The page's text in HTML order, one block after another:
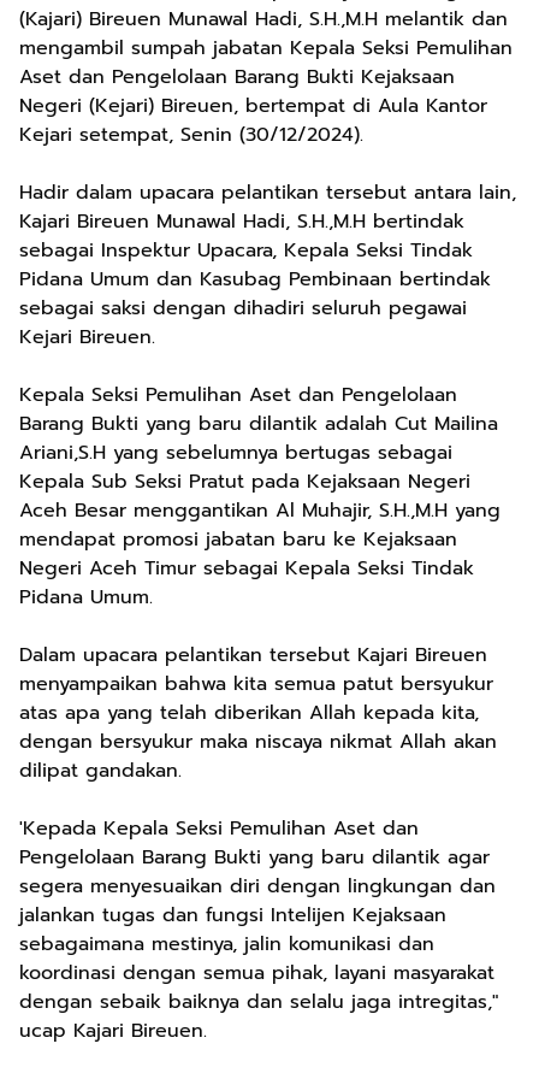
(Kajari) Bireuen Munawal Hadi, S.H.,M.H melantik dan
mengambil sumpah jabatan Kepala Seksi Pemulihan
Aset dan Pengelolaan Barang Bukti Kejaksaan
Negeri (Kejari) Bireuen, bertempat di Aula Kantor
Kejari setempat, Senin (30/12/2024).
Hadir dalam upacara pelantikan tersebut antara lain,
Kajari Bireuen Munawal Hadi, S.H.,M.H bertindak
sebagai Inspektur Upacara, Kepala Seksi Tindak
Pidana Umum dan Kasubag Pembinaan bertindak
sebagai saksi dengan dihadiri seluruh pegawai
Kejari Bireuen.
Kepala Seksi Pemulihan Aset dan Pengelolaan
Barang Bukti yang baru dilantik adalah Cut Mailina
Ariani,S.H yang sebelumnya bertugas sebagai
Kepala Sub Seksi Pratut pada Kejaksaan Negeri
Aceh Besar menggantikan Al Muhajir, S.H.,M.H yang
mendapat promosi jabatan baru ke Kejaksaan
Negeri Aceh Timur sebagai Kepala Seksi Tindak
Pidana Umum.
Dalam upacara pelantikan tersebut Kajari Bireuen
menyampaikan bahwa kita semua patut bersyukur
atas apa yang telah diberikan Allah kepada kita,
dengan bersyukur maka niscaya nikmat Allah akan
dilipat gandakan.
'Kepada Kepala Seksi Pemulihan Aset dan
Pengelolaan Barang Bukti yang baru dilantik agar
segera menyesuaikan diri dengan lingkungan dan
jalankan tugas dan fungsi Intelijen Kejaksaan
sebagaimana mestinya, jalin komunikasi dan
koordinasi dengan semua pihak, layani masyarakat
dengan sebaik baiknya dan selalu jaga intregitas,"
ucap Kajari Bireuen.